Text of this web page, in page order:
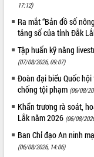
17:12)
Ra mắt “Bản đồ số
tảng số của tỉnh Đắk
Tập huấn kỹ năng
(07/08/2026, 09:07)
Đoàn đại biểu Quốc
chống tội phạm (06/08/
Khẩn trương rà soát,
Lắk năm 2026 (06/08/
Ban Chỉ đạo An ninh
(06/08/2026, 14:06)